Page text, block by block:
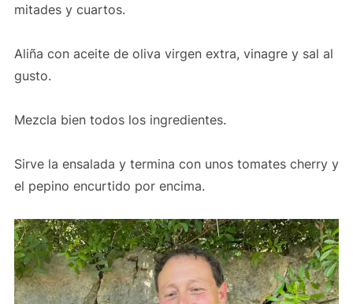
mitades y cuartos.
Aliña con aceite de oliva virgen extra, vinagre y sal al
gusto.
Mezcla bien todos los ingredientes.
Sirve la ensalada y termina con unos tomates cherry y
el pepino encurtido por encima.